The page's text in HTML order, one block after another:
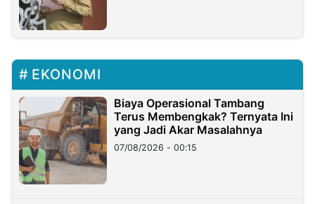
EKONOMI
Biaya Operasional Tambang
Terus Membengkak? Ternyata Ini
yang Jadi Akar Masalahnya
07/08/2026 - 00:15